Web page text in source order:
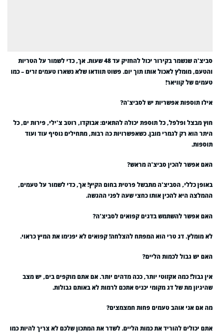
סביצ'ה שנשמר בקירור יכול להחזיק עד 48 שעות. אך, כדי לשמור על הטריות
והטעם, מומלץ לאכול אותו תוך יום. פשוט תוודאו שלא נשארו טעמים זרים – כמו
טעמים של קוויאר!
אילו תוספות אפשריות יש לסביצ'ה?
חוץ מבצל ופלפל, כל תוספת יכולה להתאים: אבוקדו, רוטב צ'ילי, פירות ים, כל
היתר הוא רק לגמרי מובן. כשאפשרויות כה רבות, מתחילים נוסיף עוד ועוד
תוספות.
האם אפשר להכין סביצ'ה מראש?
באופן כללי, הסביצ'ה מתבשל פרטית בחום הקיץ! אך, כדי לשמור על טעמים,
ההמלצה היא להכין אותו כחצי שעה לפני ההגשה.
האם אפשר להשתמש בדגים קפואים לסביצ'ה?
לא מומלץ. דג טרי הוא המפתח להצלחה! קפואים לא יפנימו את המיץ כראוי.
האם יש גבול לכמות הליים?
אין גבול! כמה אקזוטי יותר, ככה מדהים יותר. אם אתם מוקפים בים, יש מצב
שהיגיון מת של דג מקומי יכניס אתכם לרמות לא באותם גבולות.
מה אם אני אוהב טעמים פחות חמצמצים?
אתם יכולים להוריד את כמות הליים. לשדר את המתכון שלכם לא צריך להיות כמו